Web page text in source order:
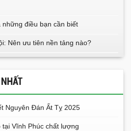
điều bạn cần biết
Nên ưu tiên nền tảng nào?
Nguyên Đán Ất Tỵ 2025
Vĩnh Phúc chất lượng